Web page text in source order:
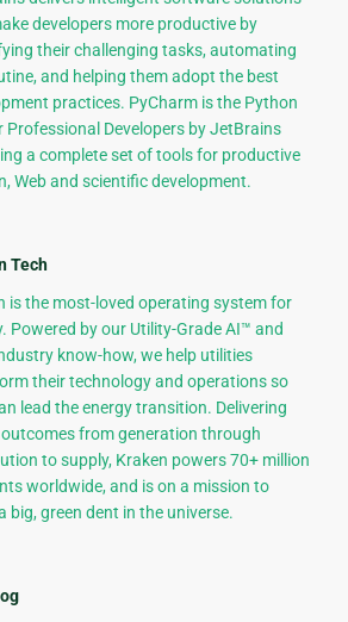
developers more productive by
their challenging tasks, automating
and helping them adopt the best
practices. PyCharm is the Python
Professional Developers by JetBrains
a complete set of tools for productive
Web and scientific development.
Tech
is the most-loved operating system for
Powered by our Utility-Grade AI™ and
know-how, we help utilities
their technology and operations so
lead the energy transition. Delivering
from generation through
to supply, Kraken powers 70+ million
worldwide, and is on a mission to
big, green dent in the universe.